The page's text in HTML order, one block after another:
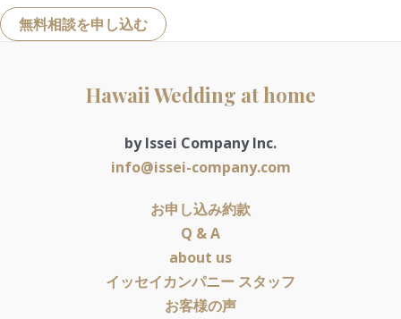
無料相談を申し込む
Hawaii Wedding at home
by Issei Company Inc.
info@issei-company.com
お申し込み約款
Q & A
about us
イッセイカンパニー スタッフ
お客様の声